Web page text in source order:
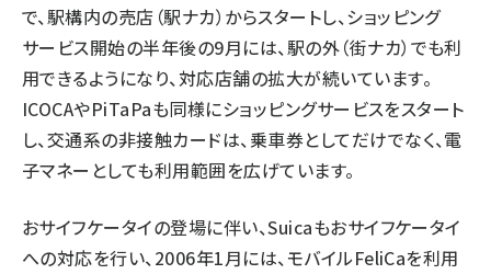
で、駅構内の売店（駅ナカ）からスタートし、ショッピング
サービス開始の半年後の9月には、駅の外（街ナカ）でも利
用できるようになり、対応店舗の拡大が続いています。
ICOCAやPiTaPaも同様にショッピングサービスをスタート
し、交通系の非接触カードは、乗車券としてだけでなく、電
子マネーとしても利用範囲を広げています。
おサイフケータイの登場に伴い、Suicaもおサイフケータイ
への対応を行い、2006年1月には、モバイルFeliCaを利用